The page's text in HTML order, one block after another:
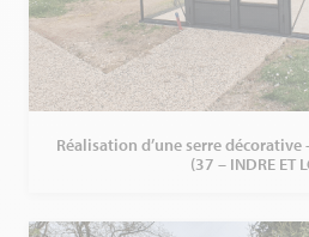
Réalisation d’une serre décorative
(37 – INDRE ET